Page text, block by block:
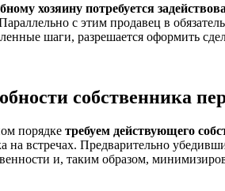
хозяину потребуется
с этим продавец в
шаги, разрешается оформить
собственника
порядке требуем действующего
на встречах. Предварительно
и, таким образом,